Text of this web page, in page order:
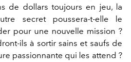
de dollars toujours en jeu, la
secret poussera-t-elle le
pour une nouvelle mission ?
ils à sortir sains et saufs de
passionnante qui les attend ?